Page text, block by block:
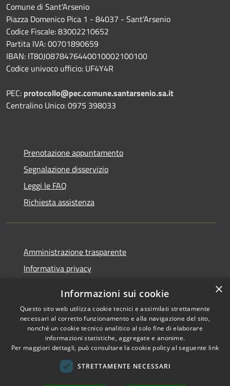
Comune di Sant'Arsenio
Piazza Domenico Pica 1 - 84037 - Sant'Arsenio
Codice Fiscale: 83002210652
Partita IVA: 00701890659
IBAN: IT80J0878476440010002100100
Codice univoco ufficio: UF4Y4R
PEC: protocollo@pec.comune.santarsenio.sa.it
Centralino Unico: 0975 398033
Prenotazione appuntamento
Segnalazione disservizio
Leggi le FAQ
Richiesta assistenza
Amministrazione trasparente
Informativa privacy
Dichiarazione di accessibilità
RSS
Copyright © 2026 • Comune di
Sant'Arsenio • Powered by
×
Informazioni sui cookie
Questo sito web utilizza cookie tecnici e assimilati strettamente
necessari al corretto funzionamento e alla navigazione del sito,
nonché un cookie tecnico analitico al solo fine di elaborare
informazioni statistiche, aggregate e anonime.
Per maggiori dettagli, può consultare la cookie policy al seguente link
STRETTAMENTE NECESSARI